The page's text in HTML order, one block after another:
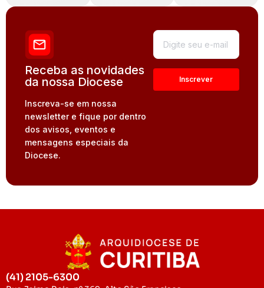
Receba as novidades
da nossa Diocese
Inscreva-se em nossa
newsletter e fique por dentro
dos avisos, eventos e
mensagens especiais da
Diocese.
(41) 2105-6300